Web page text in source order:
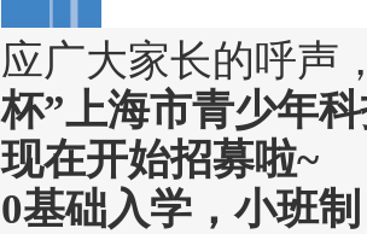
应广大家长的呼声
杯”上海市青少年
现在开始招募啦~
0基础入学 ，小班